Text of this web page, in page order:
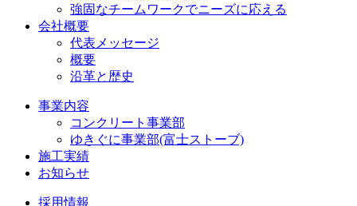
強固なチームワークでニーズに応える
会社概要
代表メッセージ
概要
沿革と歴史
事業内容
コンクリート事業部
ゆきぐに事業部(富士ストーブ)
施工実績
お知らせ
採用情報